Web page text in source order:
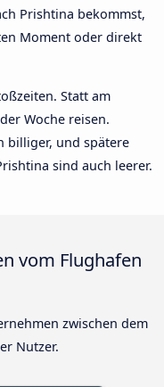
Prishtina bekommst,
Moment oder direkt
Statt am
Woche reisen.
billiger, und spätere
sind auch leerer.
vom Flughafen
zwischen dem
Nutzer.